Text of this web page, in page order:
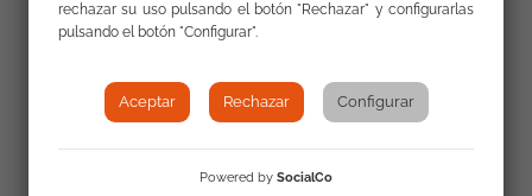
rechazar su uso pulsando el botón "Rechazar" y configurarlas
pulsando el botón "Configurar".
Aceptar Rechazar Configurar
Powered by SocialCo